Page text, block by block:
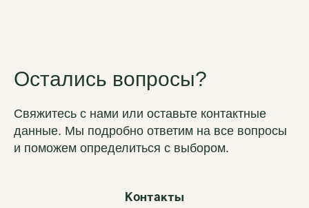
Остались вопросы?
Свяжитесь с нами или оставьте контактные
данные. Мы подробно ответим на все вопросы
и поможем определиться с выбором.
Контакты
Подержанная техника
Политика обработки данных
Контакты